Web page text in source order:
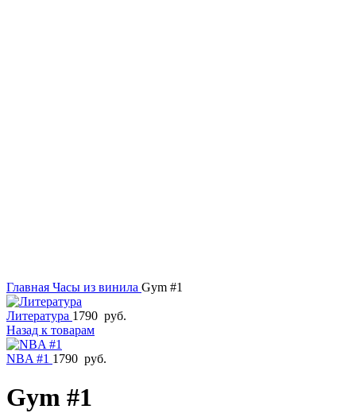
Главная Часы из винила Gym #1
Литература 1790 руб.
Назад к товарам
NBA #1 1790 руб.
Gym #1